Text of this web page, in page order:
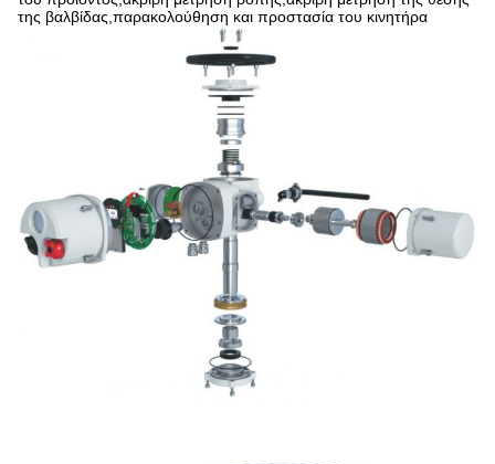
της βαλβίδας,παρακολούθηση και προστασία του κινητήρα